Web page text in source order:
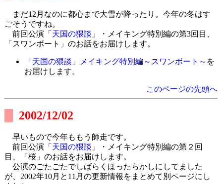
まだ12月なのに都心まで大雪が降ったり。今年の冬はす
ごそうですね。
前回公演「 天国の猥談 」・メイキング特別編の第3回目、
「スワンボート」のお話をお届けします。
「天国の猥談」メイキング特別編～スワンボート～ を
お届けします。
このページの先頭へ
2002/12/02
早いもので今年ももう師走です。
前回公演「 天国の猥談 」・メイキング特別編の第２回
目、「桜」のお話をお届けします。
公演のごたごたでしばらくほったらかしにしてました
が、2002年10月と11月の更新情報をまとめて別ページにし